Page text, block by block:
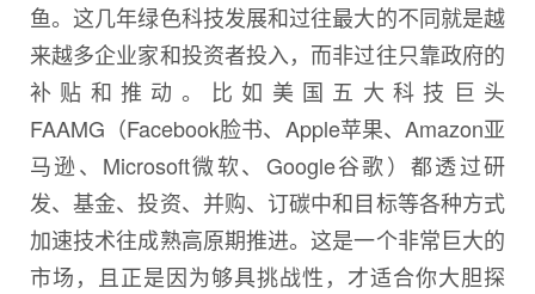
鱼。这几年绿色科技发展和过往最大的不同就是越
来越多企业家和投资者投入，而非过往只靠政府的
补贴和推动。比如美国五大科技巨头
FAAMG（Facebook脸书、Apple苹果、Amazon亚
马逊、Microsoft微软、Google谷歌）都透过研
发、基金、投资、并购、订碳中和目标等各种方式
加速技术往成熟高原期推进。这是一个非常巨大的
市场，且正是因为够具挑战性，才适合你大胆探